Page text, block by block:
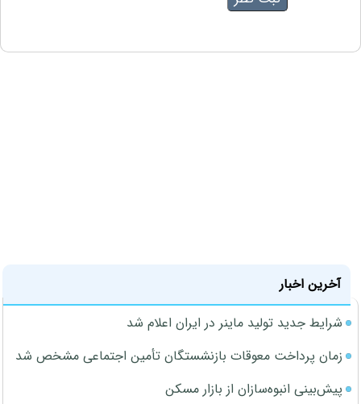
آخرین اخبار
شرایط جدید تولید ماینر در ایران اعلام شد
زمان پرداخت معوقات بازنشستگان تأمین اجتماعی مشخص شد
پیش‌بینی انبوه‌سازان از بازار مسکن